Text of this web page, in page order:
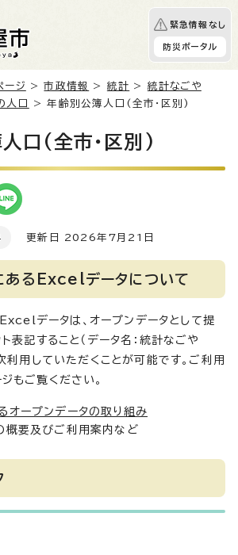
緊急情報なし
防災ポータル
ージ >市政情報 > 統計 > 統計なごや
人口 > 年齢別公簿人口(全市・区別)
口(全市・区別)
更新日 2026年7月21日
あるExcelデータについて
データは、オープンデータとして提
表記すること（データ名：統計なごや
利用していただくことが可能です。ご利用
もご覧ください。
オープンデータの取り組み
概要及びご利用案内など